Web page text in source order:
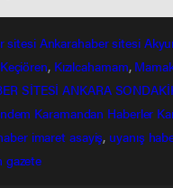
sitesi Ankarahabersitesi
Keçiören, Kızılcahamam,
SİTESİ ANKARA
Karamandan Haberler
imaret asayiş, uyanış
gazete